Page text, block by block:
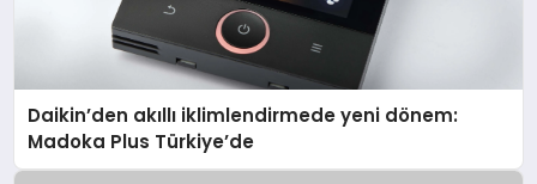
Daikin’den akıllı iklimlendirmede yeni dönem:
Madoka Plus Türkiye’de